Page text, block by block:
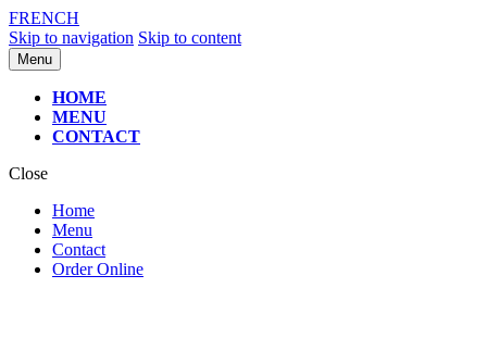
FRENCH
Skip to navigation Skip to content
Menu
HOME
MENU
CONTACT
Close
Home
Menu
Contact
Order Online